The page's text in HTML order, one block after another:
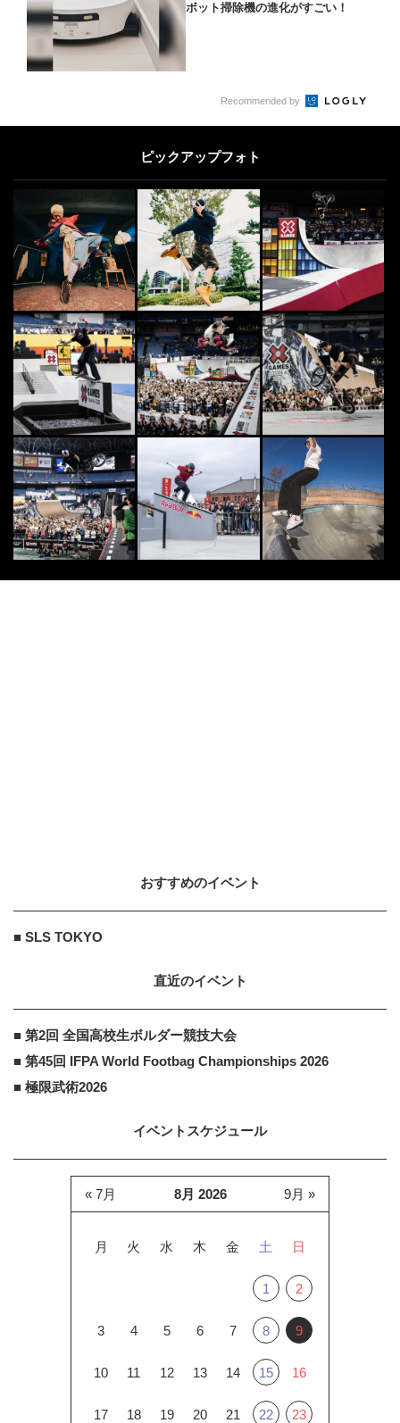
ボット掃除機の進化がすごい！
Recommended by
ピックアップフォト
おすすめのイベント
■ SLS TOKYO
直近のイベント
■ 第2回 全国高校生ボルダー競技大会
■ 第45回 IFPA World Footbag Championships 2026
■ 極限武術2026
イベントスケジュール
8月 2026
月 火 水 木 金 土 日
1 2
3 4 5 6 7 8 9
10 11 12 13 14 15 16
17 18 19 20 21 22 23
« 7月 9月 »